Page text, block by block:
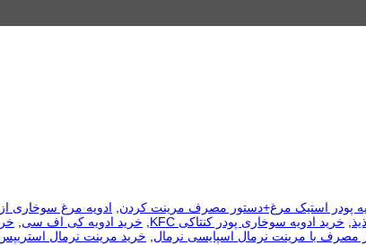
پودر استیک مرغ+دستور مصرف مرینت کردن, ادویه مرغ سوخاری
, خرید ادویه سوخاری پودر کنتاکی KFC , خرید ادویه کی اف سی,
مصرف با مرینت نرمال اسپایسی نرمال, خرید مرینت نرمال